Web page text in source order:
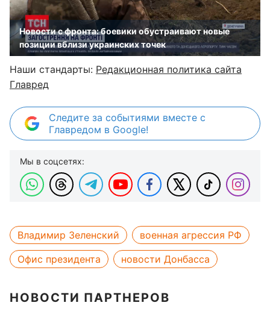
Новости с фронта: боевики обустраивают новые
позиции вблизи украинских точек
Наши стандарты: Редакционная политика сайта
Главред
Следите за событиями вместе с
Главредом в Google!
Мы в соцсетях:
Владимир Зеленский
военная агрессия РФ
Офис президента
новости Донбасса
НОВОСТИ ПАРТНЕРОВ